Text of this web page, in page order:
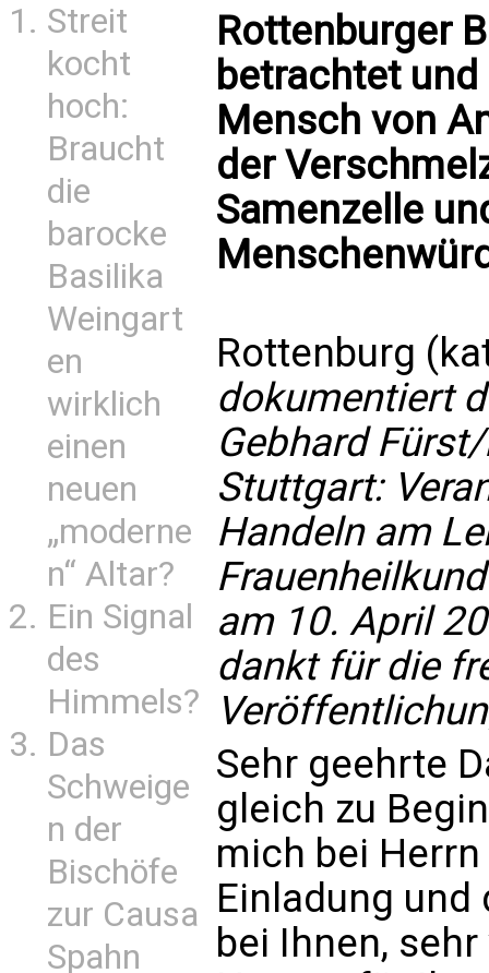
Streit
kocht
hoch:
Braucht
die
barocke
Basilika
Weingart
en
wirklich
einen
neuen
„moderne
n“ Altar?
Ein Signal
des
Himmels?
Das
Schweige
n der
Bischöfe
zur Causa
Spahn
Rottenburger
betrachtet
Mensch von
der
Samenzelle
Rottenburg
dokumentiert
Gebhard
Stuttgart:
Handeln am
am 10. April
dankt für die
Sehr geehrte
gleich zu
mich bei
Einladung
bei Ihnen,